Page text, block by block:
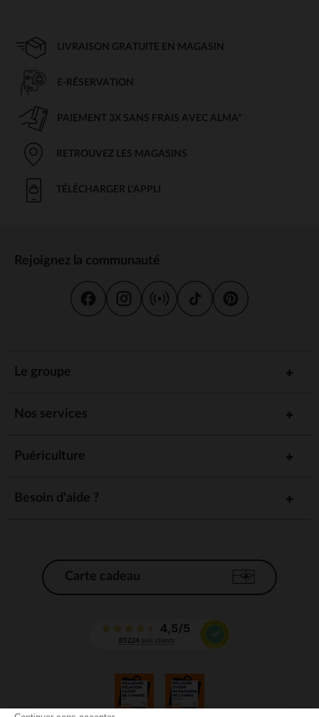
LIVRAISON GRATUITE EN MAGASIN
E-RÉSERVATION
PAIEMENT 3X SANS FRAIS AVEC ALMA*
RETROUVEZ LES MAGASINS
TÉLÉCHARGER L'APPLI
Rejoignez la communauté
Le groupe
Nos services
Puériculture
Besoin d'aide ?
Carte cadeau